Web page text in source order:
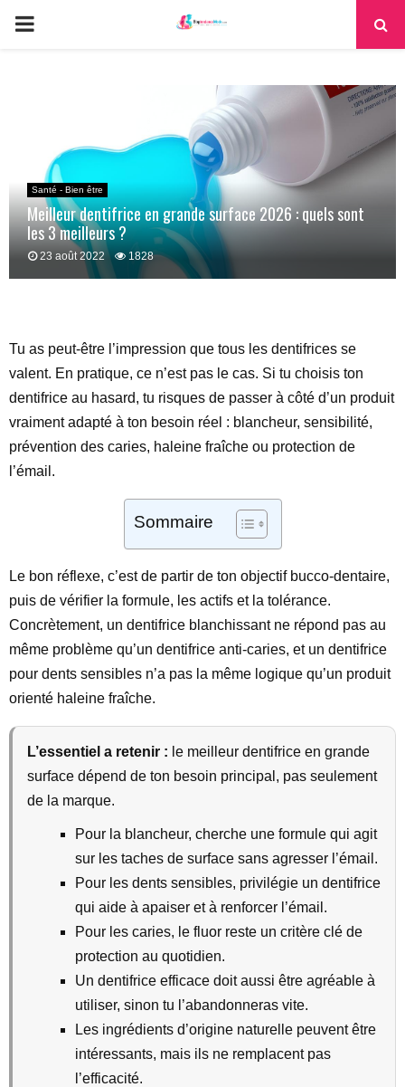
PRIMARY
Santé - Bien être
Meilleur dentifrice en grande surface 2026 : quels sont
les 3 meilleurs ?
23 août 2022 1828
Tu as peut-être l’impression que tous les dentifrices se
valent. En pratique, ce n’est pas le cas. Si tu choisis ton
dentifrice au hasard, tu risques de passer à côté d’un produit
vraiment adapté à ton besoin réel : blancheur, sensibilité,
prévention des caries, haleine fraîche ou protection de
l’émail.
Sommaire
Le bon réflexe, c’est de partir de ton objectif bucco-dentaire,
puis de vérifier la formule, les actifs et la tolérance.
Concrètement, un dentifrice blanchissant ne répond pas au
même problème qu’un dentifrice anti-caries, et un dentifrice
pour dents sensibles n’a pas la même logique qu’un produit
orienté haleine fraîche.
L’essentiel a retenir : le meilleur dentifrice en grande
surface dépend de ton besoin principal, pas seulement
de la marque.
Pour la blancheur, cherche une formule qui agit
sur les taches de surface sans agresser l’émail.
Pour les dents sensibles, privilégie un dentifrice
qui aide à apaiser et à renforcer l’émail.
Pour les caries, le fluor reste un critère clé de
protection au quotidien.
Un dentifrice efficace doit aussi être agréable à
utiliser, sinon tu l’abandonneras vite.
Les ingrédients d’origine naturelle peuvent être
intéressants, mais ils ne remplacent pas
l’efficacité.